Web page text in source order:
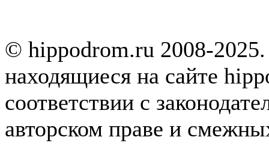
© hippodrom.ru 2008-
находящиеся на сайте
соответствии с
авторском праве и